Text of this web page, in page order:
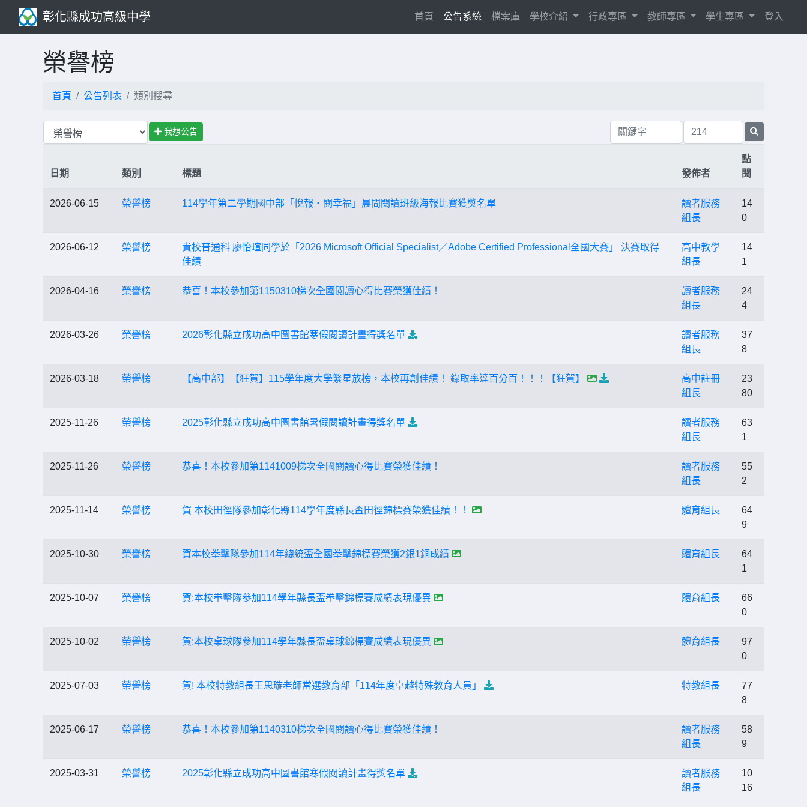
彰化縣成功高級中學 首頁 (current)
公告系統 檔案庫 學校介紹 行政專區 教師專區 學生專區 登入
榮譽榜
首頁 公告列表 類別搜尋
我想公告
日期 類別 標題 發佈者
點
閱
2026-06-15 榮譽榜 114學年第二學期國中部「悅報‧閱幸福」晨間閱讀班級海報比賽獲獎名單
讀者服務
組長
14
0
2026-06-12 榮譽榜
貴校普通科 廖怡瑄同學於「2026 Microsoft Official Specialist／Adobe Certified Professional全國大賽」 決賽取得
佳績
高中教學
組長
14
1
2026-04-16 榮譽榜 恭喜！本校參加第1150310梯次全國閱讀心得比賽榮獲佳績！
讀者服務
組長
24
4
2026-03-26 榮譽榜 2026彰化縣立成功高中圖書館寒假閱讀計畫得獎名單
讀者服務
組長
37
8
2026-03-18 榮譽榜 【高中部】【狂賀】115學年度大學繁星放榜，本校再創佳績！ 錄取率達百分百！！！【狂賀】
高中註冊
組長
23
80
2025-11-26 榮譽榜 2025彰化縣立成功高中圖書館暑假閱讀計畫得獎名單
讀者服務
組長
63
1
2025-11-26 榮譽榜 恭喜！本校參加第1141009梯次全國閱讀心得比賽榮獲佳績！
讀者服務
組長
55
2
2025-11-14 榮譽榜 賀 本校田徑隊參加彰化縣114學年度縣長盃田徑錦標賽榮獲佳績！！ 體育組長
64
9
2025-10-30 榮譽榜 賀本校拳擊隊參加114年總統盃全國拳擊錦標賽榮獲2銀1銅成績 體育組長
64
1
2025-10-07 榮譽榜 賀:本校拳擊隊參加114學年縣長盃拳擊錦標賽成績表現優異 體育組長
66
0
2025-10-02 榮譽榜 賀:本校桌球隊參加114學年縣長盃桌球錦標賽成績表現優異 體育組長
97
0
2025-07-03 榮譽榜 賀! 本校特教組長王思璇老師當選教育部「114年度卓越特殊教育人員」 特教組長
77
8
2025-06-17 榮譽榜 恭喜！本校參加第1140310梯次全國閱讀心得比賽榮獲佳績！
讀者服務
組長
58
9
2025-03-31 榮譽榜 2025彰化縣立成功高中圖書館寒假閱讀計畫得獎名單
讀者服務
組長
10
16